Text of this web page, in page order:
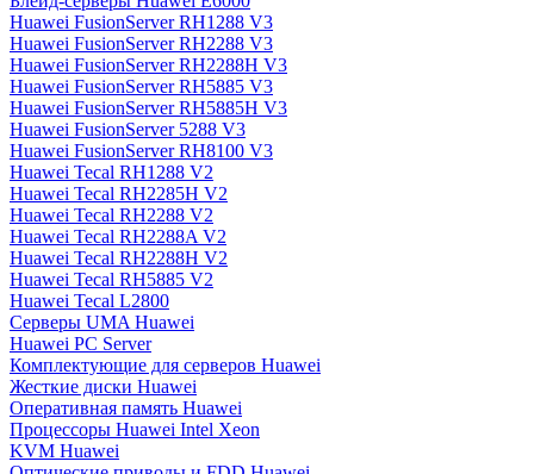
Huawei FusionServer RH1288 V3
Huawei FusionServer RH2288 V3
Huawei FusionServer RH2288H V3
Huawei FusionServer RH5885 V3
Huawei FusionServer RH5885H V3
Huawei FusionServer 5288 V3
Huawei FusionServer RH8100 V3
Huawei Tecal RH1288 V2
Huawei Tecal RH2285H V2
Huawei Tecal RH2288 V2
Huawei Tecal RH2288A V2
Huawei Tecal RH2288H V2
Huawei Tecal RH5885 V2
Huawei Tecal L2800
Серверы UMA Huawei
Huawei PC Server
Комплектующие для серверов Huawei
Жесткие диски Huawei
Оперативная память Huawei
Процессоры Huawei Intel Xeon
KVM Huawei